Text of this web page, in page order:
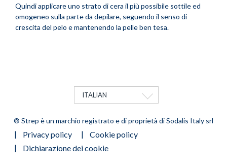
Quindi applicare uno strato di cera il più possibile sottile ed
omogeneo sulla parte da depilare, seguendo il senso di
crescita del pelo e mantenendo la pelle ben tesa.
ITALIAN
MOSTRA ULTERIORI AZIONI
® Strep è un marchio registrato e di proprietà di Sodalis Italy srl
FOOTER
MENU
Privacy policy
Cookie policy
Dichiarazione dei cookie